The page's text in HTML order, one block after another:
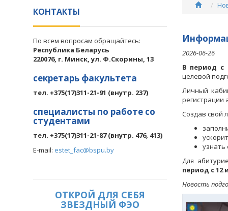
КОНТАКТЫ
По всем вопросам обращайтесь:
Республика Беларусь
220076, г. Минск, ул. Ф.Скорины, 13
секретарь факультета
тел. +375(17)311-21-91 (внутр. 237)
специалисты по работе со
студентами
тел. +375(17)311-21-87 (внутр. 476, 413)
E-mail: estet_fac@bspu.by
ОТКРОЙ ДЛЯ СЕБЯ
ЗВЕЗДНЫЙ ФЭО
2026-06-26
В период с
целевой
Личный
регистрации
Создав свой
узнать
Для
период с 12
Новость